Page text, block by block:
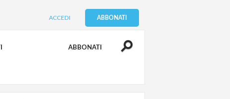
ACCEDI ABBONATI
ABBONATI